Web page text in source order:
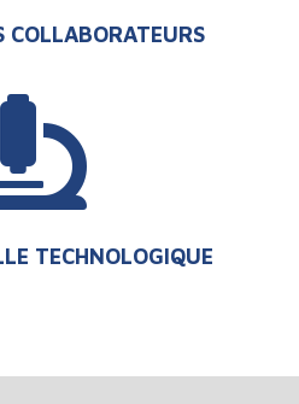
COLLABORATEURS
TECHNOLOGIQUE